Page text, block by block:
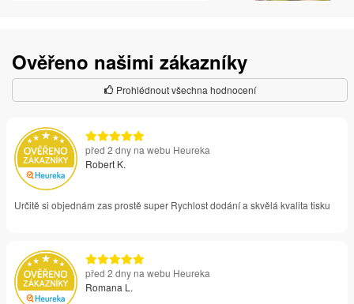
Ověřeno našimi zákazníky
Prohlédnout všechna hodnocení
před 2 dny na webu Heureka
Robert K.
Určitě si objednám zas prostě super Rychlost dodání a skvělá kvalita tisku
před 2 dny na webu Heureka
Romana L.